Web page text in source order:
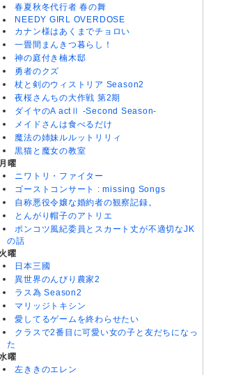
春夏秋冬代行者 春の舞
NEEDY GIRL OVERDOSE
カナン様はあくまでチョロい
一畳間まんきつ暮らし！
神の庭付き楠木邸
勇者のクズ
杖と剣のウィストリア Season2
夜桜さんちの大作戦 第2期
ダイヤのA actⅡ -Second Season-
メイドさんは食べるだけ
魔法の姉妹ルルットリリィ
黒猫と魔女の教室
月曜
ニワトリ・ファイター
ゴーストコンサート : missing Songs
自称悪役令嬢な婚約者の観察記録。
とんがり帽子のアトリエ
ポンコツ風紀委員とスカート丈が不適切なJK
の話
火曜
日本三國
異世界のんびり農家2
ラス為 Season2
マリッジトキシン
愛してるゲームを終わらせたい
クラスで2番目に可愛い女の子と友だちになっ
た
曜
左ききのエレン